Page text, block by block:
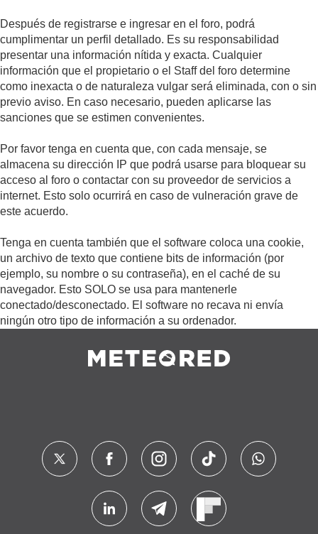
Después de registrarse e ingresar en el foro, podrá
cumplimentar un perfil detallado. Es su responsabilidad
presentar una información nítida y exacta. Cualquier
información que el propietario o el Staff del foro determine
como inexacta o de naturaleza vulgar será eliminada, con o sin
previo aviso. En caso necesario, pueden aplicarse las
sanciones que se estimen convenientes.
Por favor tenga en cuenta que, con cada mensaje, se
almacena su dirección IP que podrá usarse para bloquear su
acceso al foro o contactar con su proveedor de servicios a
internet. Esto solo ocurrirá en caso de vulneración grave de
este acuerdo.
Tenga en cuenta también que el software coloca una cookie,
un archivo de texto que contiene bits de información (por
ejemplo, su nombre o su contraseña), en el caché de su
navegador. Esto SOLO se usa para mantenerle
conectado/desconectado. El software no recava ni envía
ningún otro tipo de información a su ordenador.